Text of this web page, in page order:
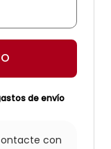
de envío
con